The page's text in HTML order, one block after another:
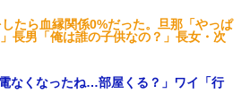
たら血縁関係0%だった。旦那「やっぱ
長男「俺は誰の子供なの？」長女・次
なくなったね…部屋くる？」ワイ「行